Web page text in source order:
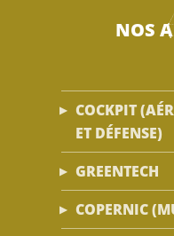
NOS
COCKPIT
ET DÉFENSE)
GREENTECH
COPERNIC